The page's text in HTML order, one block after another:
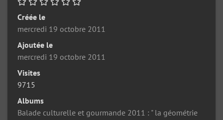
Créée le
mercredi 19 octobre 2011
Ajoutée le
mercredi 19 octobre 2011
Visites
9715
Albums
Balade culturelle et gourmande 2011 : " la géométrie